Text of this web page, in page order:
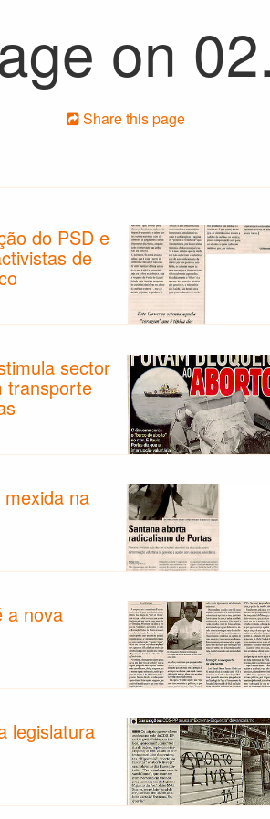
on
Share this page
do PSD e
de
sector
transporte
na
a nova
legislatura